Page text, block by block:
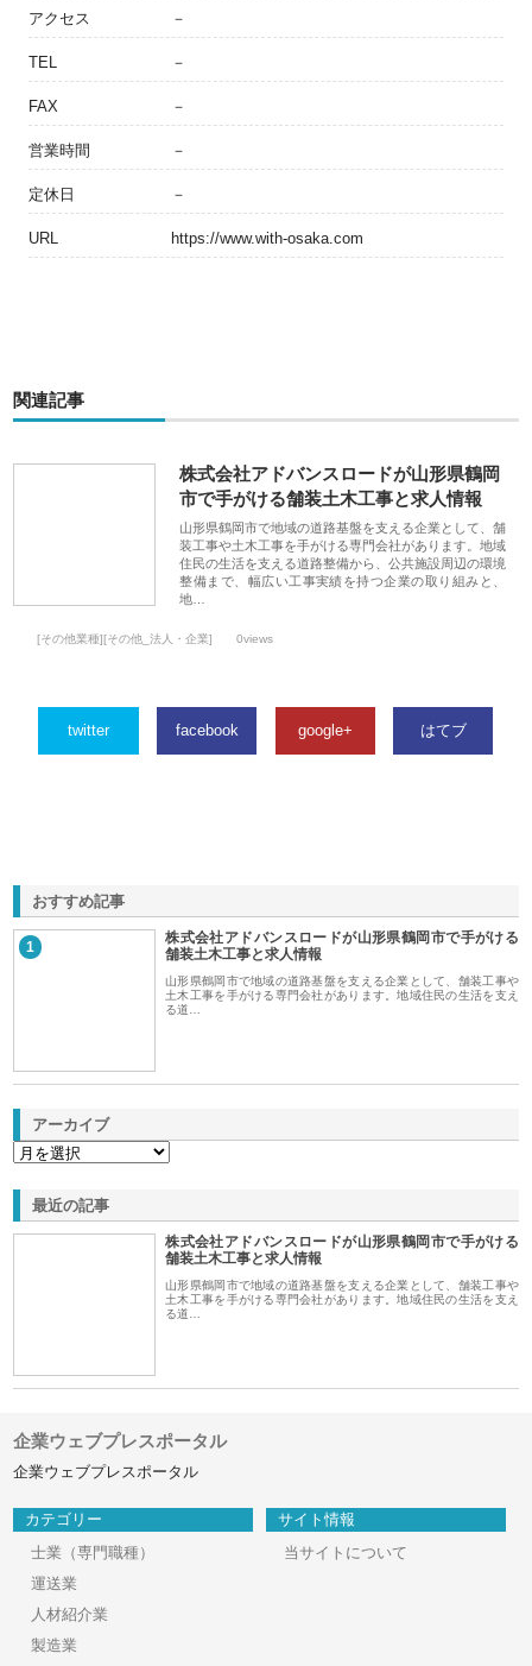
アクセス －
TEL －
FAX －
営業時間 －
定休日 －
URL https://www.with-osaka.com
関連記事
株式会社アドバンスロードが山形県鶴岡
市で手がける舗装土木工事と求人情報
山形県鶴岡市で地域の道路基盤を支える企業として、舗
装工事や土木工事を手がける専門会社があります。地域
住民の生活を支える道路整備から、公共施設周辺の環境
整備まで、幅広い工事実績を持つ企業の取り組みと、
地…
[その他業種][その他_法人・企業] 0views
twitter facebook google+ はてブ
おすすめ記事
1
株式会社アドバンスロードが山形県鶴岡市で手がける
舗装土木工事と求人情報
山形県鶴岡市で地域の道路基盤を支える企業として、舗装工事や
土木工事を手がける専門会社があります。地域住民の生活を支え
る道…
アーカイブ
最近の記事
株式会社アドバンスロードが山形県鶴岡市で手がける
舗装土木工事と求人情報
山形県鶴岡市で地域の道路基盤を支える企業として、舗装工事や
土木工事を手がける専門会社があります。地域住民の生活を支え
る道…
企業ウェブプレスポータル
企業ウェブプレスポータル
カテゴリー
士業（専門職種）
運送業
人材紹介業
製造業
サイト情報
当サイトについて